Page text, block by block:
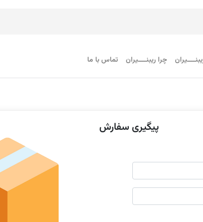
چرا ریبنــــیران تماس با ما
پیگیری سفارش